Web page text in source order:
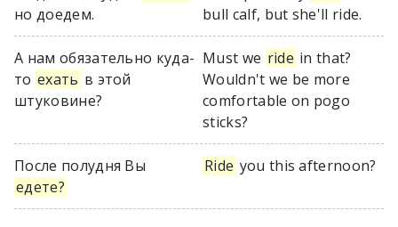
но доедем.
bull calf, but she'll ride.
А нам обязательно куда-
то ехать в этой
штуковине?
Must we ride in that?
Wouldn't we be more
comfortable on pogo
sticks?
После полудня Вы
едете?
Ride you this afternoon?